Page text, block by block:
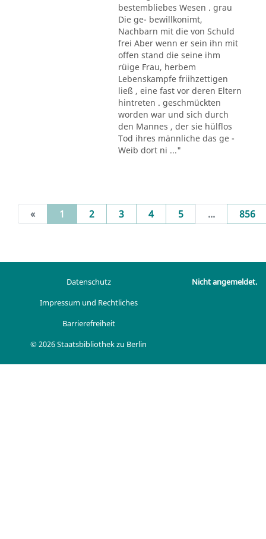
bestembliebes Wesen . grau
Die ge- bewillkonimt,
Nachbarn mit die von Schuld
frei Aber wenn er sein ihn mit
offen stand die seine ihm
rüige Frau, herbem
Lebenskampfe friihzettigen
ließ , eine fast vor deren Eltern
hintreten . geschmückten
worden war und sich durch
den Mannes , der sie hülflos
Tod ihres männliche das ge -
Weib dort ni ..."
« 1 (current)
2 3 4 5 ... 856
Datenschutz
Impressum und Rechtliches
Barrierefreiheit
© 2026 Staatsbibliothek zu Berlin
Nicht angemeldet.